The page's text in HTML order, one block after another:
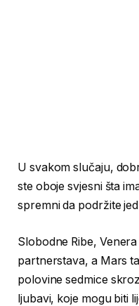
U svakom slučaju,
ste oboje svjesni šta
spremni da podržite
Slobodne Ribe,
partnerstava, a Mars
polovine sedmice
ljubavi, koje mogu biti